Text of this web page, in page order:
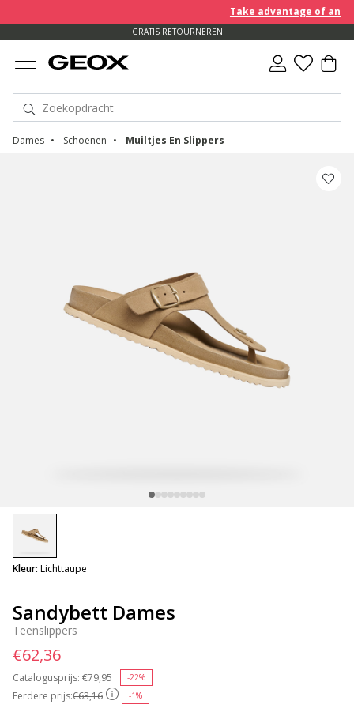
Take advantage of an
GRATIS RETOURNEREN
Dames Schoenen Muiltjes En Slippers
Sandybett Dames
Teenslippers
Eerdere prijs:€63,16 -1%
Catalogusprijs: Price reduced from
€79,95 -22%
€62,36
Kleur: Lichttaupe
selected